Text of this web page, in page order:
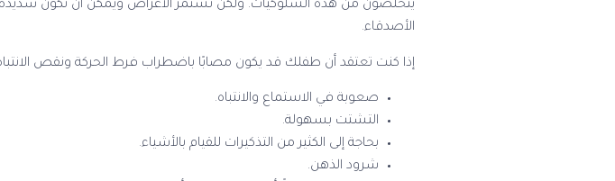
يتخلصون من هذه السلوكيات. ولكن تستمر الأعراض ويمكن أن تكون
الأصدقاء.
إذا كنت تعتقد أن طفلك قد يكون مصابًا باضطراب فرط الحركة ونقص
صعوبة في الاستماع والانتباه.
التشتت بسهولة.
بحاجة إلى الكثير من التذكيرات للقيام بالأشياء.
شرود الذهن.